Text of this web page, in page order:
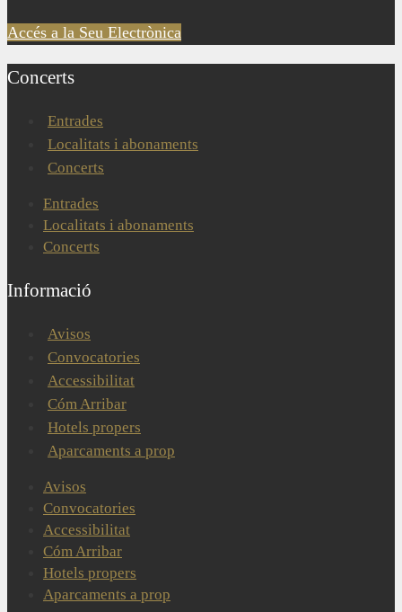
Accés a la Seu Electrònica
Concerts
Entrades
Localitats i abonaments
Concerts
Entrades
Localitats i abonaments
Concerts
Informació
Avisos
Convocatories
Accessibilitat
Cóm Arribar
Hotels propers
Aparcaments a prop
Avisos
Convocatories
Accessibilitat
Cóm Arribar
Hotels propers
Aparcaments a prop